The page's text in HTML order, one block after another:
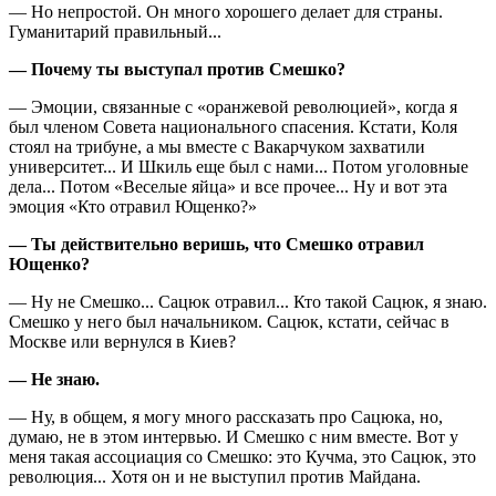
— Но непростой. Он много хорошего делает для страны.
Гуманитарий правильный...
— Почему ты выступал против Смешко?
— Эмоции, связанные с «оранжевой революцией», когда я
был членом Совета национального спасения. Кстати, Коля
стоял на трибуне, а мы вместе с Вакарчуком захватили
университет... И Шкиль еще был с нами... Потом уголовные
дела... Потом «Веселые яйца» и все прочее... Ну и вот эта
эмоция «Кто отравил Ющенко?»
— Ты действительно веришь, что Смешко отравил
Ющенко?
— Ну не Смешко... Сацюк отравил... Кто такой Сацюк, я знаю.
Смешко у него был начальником. Сацюк, кстати, сейчас в
Москве или вернулся в Киев?
— Не знаю.
— Ну, в общем, я могу много рассказать про Сацюка, но,
думаю, не в этом интервью. И Смешко с ним вместе. Вот у
меня такая ассоциация со Смешко: это Кучма, это Сацюк, это
революция... Хотя он и не выступил против Майдана.